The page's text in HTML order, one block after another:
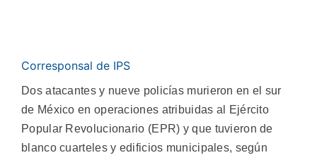
Corresponsal de IPS
Dos atacantes y nueve policías murieron en el sur
de México en operaciones atribuidas al Ejército
Popular Revolucionario (EPR) y que tuvieron de
blanco cuarteles y edificios municipales, según